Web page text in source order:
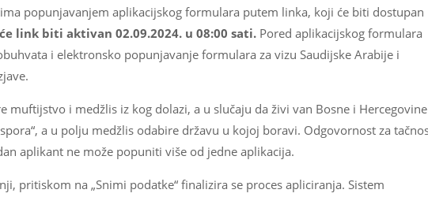
popunjavanjem aplikacijskog formulara putem linka, koji će biti dostupan
link biti aktivan 02.09.2024. u 08:00 sati. Pored aplikacijskog formulara
i elektronsko popunjavanje formulara za vizu Saudijske Arabije i
muftijstvo i medžlis iz kog dolazi, a u slučaju da živi van Bosne i
a u polju medžlis odabire državu u kojoj boravi. Odgovornost za
aplikant ne može popuniti više od jedne aplikacija.
pritiskom na „Snimi podatke“ finalizira se proces apliciranja. Sistem